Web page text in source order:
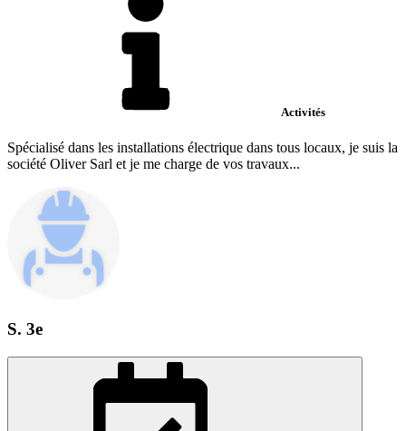
Activités
Spécialisé dans les installations électrique dans tous locaux, je suis la
société Oliver Sarl et je me charge de vos travaux...
S. 3e